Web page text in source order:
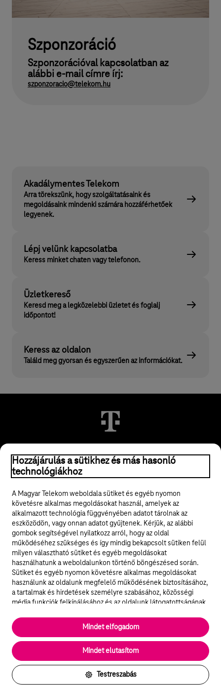
Szponzoráció
Szponzorációval kapcsolatban az
alábbi e-mail címre írj:
szponzoracio@telekom.hu
Akadálymentes Telekom
Arra törekszünk, hogy szolgáltatásaink és
megoldásaink mindenki számára hozzáférhetőek
legyenek.
Lépj velünk kapcsolatba
Keress minket chaten vagy telefonon.
Üzletkereső
Keresd meg a legközelebbi üzletet és foglalj
időpontot!
Keress az oldalon
Találd meg gyorsan és egyszerűen az információkat.
© 2026 Magyar Telekom Nyrt.
ÁSZF
Adatvédelem
Felhívások
Közösségi média
Cookie beállítások
English
Vissza az oldal tetejére
Hozzájárulás a sütikhez és más hasonló
technológiákhoz
A Magyar Telekom weboldala sütiket és egyéb nyomon
követésre alkalmas megoldásokat használ, amelyek az
alkalmazott technológia függvényében adatot tárolnak az
eszközödön, vagy onnan adatot gyűjtenek. Kérjük, az alábbi
gombok segítségével nyilatkozz arról, hogy az oldal
működéséhez szükséges és így mindig bekapcsolt sütiken felül
milyen választható sütiket és egyéb megoldásokat
használhatunk a weboldalunkon történő böngészésed során.
Sütiket és egyéb nyomon követésre alkalmas megoldásokat
használunk az oldalunk megfelelő működésének biztosításához,
a tartalmak és hirdetések személyre szabásához, közösségi
média funkciók felkínálásához és az oldalunk látogatottságának
elengedhetetlenek a weboldal működéséhez és nem lehet
kikapcsolni őket a weboldal látogatása során rendszerünkből. A
statisztikai, vagy marketing célú sütik segítségével bizonyos
esetekben az oldalhasználattal kapcsolatos információkat is
megosztjuk hirdetési és elemzési szolgáltatásokat nyújtó
partnereinkkel.
Részletes sütitájékoztató/Partnerek
Testreszabás
Mindet elutasítom
Mindet elfogadom